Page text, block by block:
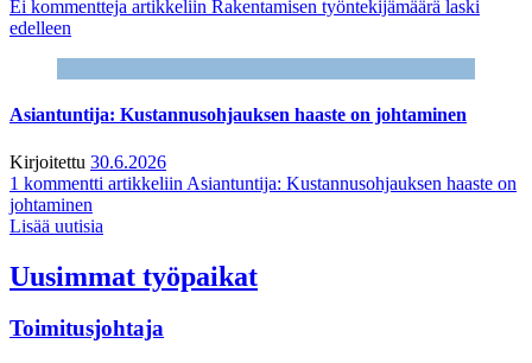
Ei kommentteja artikkeliin Rakentamisen työntekijämäärä laski
edelleen
Asiantuntija: Kustannusohjauksen haaste on johtaminen
Kirjoitettu 30.6.2026
1 kommentti artikkeliin Asiantuntija: Kustannusohjauksen haaste on
johtaminen
Lisää uutisia
Uusimmat työpaikat
Toimitusjohtaja